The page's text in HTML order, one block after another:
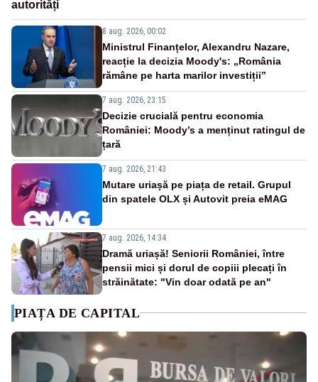
autorități
8 aug. 2026, 00:02
Ministrul Finanțelor, Alexandru Nazare,
reacție la decizia Moody's: „România
rămâne pe harta marilor investiții”
7 aug. 2026, 23:15
Decizie crucială pentru economia
României: Moody’s a menținut ratingul de
țară
7 aug. 2026, 21:43
Mutare uriașă pe piața de retail. Grupul
din spatele OLX și Autovit preia eMAG
7 aug. 2026, 14:34
Dramă uriașă! Seniorii României, între
pensii mici și dorul de copiii plecați în
străinătate: "Vin doar odată pe an"
PIAȚA DE CAPITAL